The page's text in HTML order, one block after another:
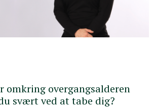
omkring overgangsalderen
svært ved at tabe dig?